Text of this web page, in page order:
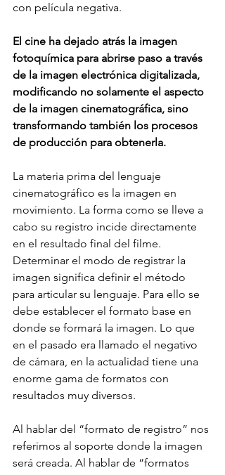
con película negativa.
El cine ha dejado atrás la imagen
fotoquímica para abrirse paso a través
de la imagen electrónica digitalizada,
modificando no solamente el aspecto
de la imagen cinematográfica, sino
transformando también los procesos
de producción para obtenerla.
La materia prima del lenguaje
cinematográfico es la imagen en
movimiento. La forma como se lleve a
cabo su registro incide directamente
en el resultado final del filme.
Determinar el modo de registrar la
imagen significa definir el método
para articular su lenguaje. Para ello se
debe establecer el formato base en
donde se formará la imagen. Lo que
en el pasado era llamado el negativo
de cámara, en la actualidad tiene una
enorme gama de formatos con
resultados muy diversos.
Al hablar del “formato de registro” nos
referimos al soporte donde la imagen
será creada. Al hablar de “formatos